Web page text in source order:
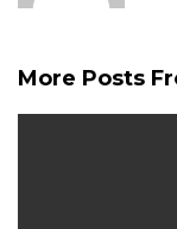
More Posts